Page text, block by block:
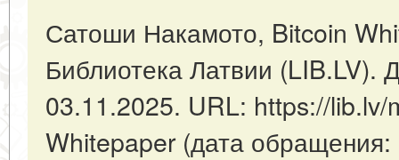
Сатоши Накамото, Bitcoin
Библиотека Латвии (LIB.LV).
03.11.2025. URL: https://
Whitepaper (дата